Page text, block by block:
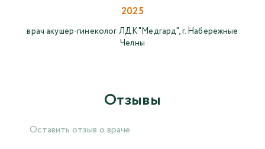
2025
врач акушер-гинеколог ЛДК "Медгард", г. Набережные
Челны
Отзывы
Оставить отзыв о враче